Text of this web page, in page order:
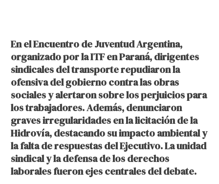
En el Encuentro de Juventud Argentina,
organizado por la ITF en Paraná, dirigentes
sindicales del transporte repudiaron la
ofensiva del gobierno contra las obras
sociales y alertaron sobre los perjuicios para
los trabajadores. Además, denunciaron
graves irregularidades en la licitación de la
Hidrovía, destacando su impacto ambiental y
la falta de respuestas del Ejecutivo. La unidad
sindical y la defensa de los derechos
laborales fueron ejes centrales del debate.